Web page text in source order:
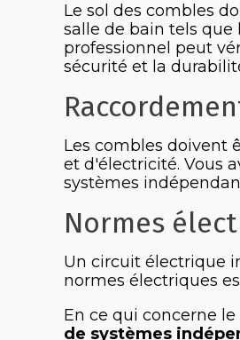
Le sol des combles
salle de bain tels que
professionnel peut
sécurité et la
Les combles doivent
et d'électricité. Vous
systèmes
Normes
Un circuit électrique
normes électriques
En ce qui concerne
de systèmes